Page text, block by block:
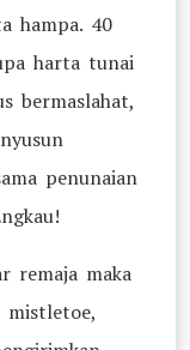
hampa. 40
harta tunai
bermaslahat,
penunaian
remaja maka
mistletoe,